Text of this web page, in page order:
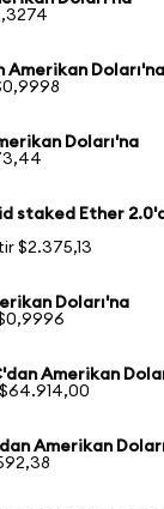
Amerikan Doları'na
Doları'na
staked Ether
$2.375,13
Doları'na
Amerikan
Amerikan